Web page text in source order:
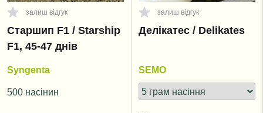
залиш відгук
Старшип F1 / Starship
F1, 45-47 днів
Syngenta
500 насінин
залиш відгук
Делікатес / Delikates
SEMO